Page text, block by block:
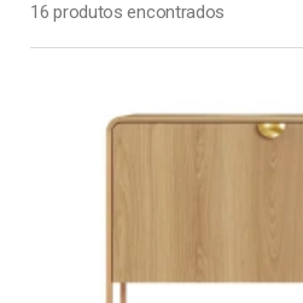
16 produtos encontrados